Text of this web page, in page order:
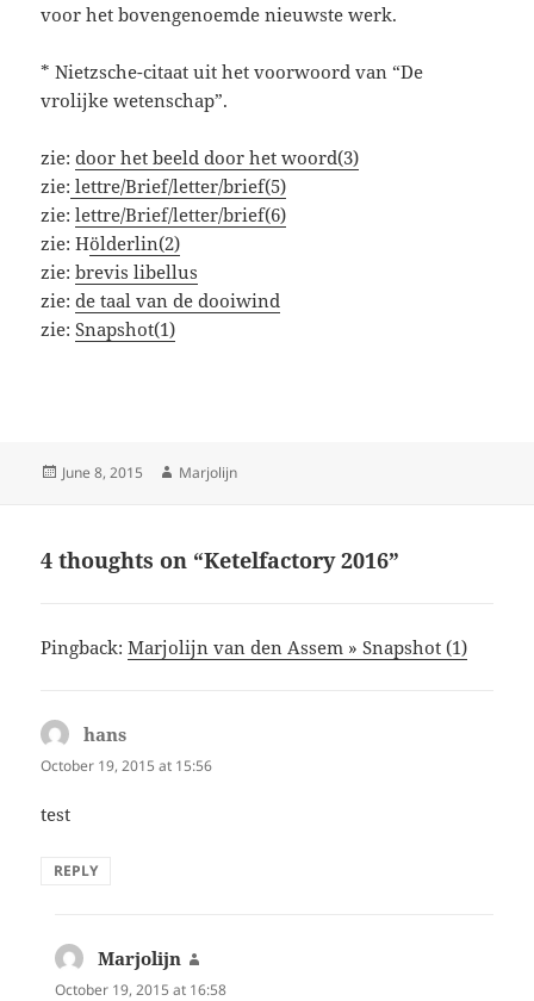
voor het bovengenoemde nieuwste werk.
* Nietzsche-citaat uit het voorwoord van “De
vrolijke wetenschap”.
zie:door het beeld door het woord(3)
zie: lettre/Brief/letter/brief(5)
zie:lettre/Brief/letter/brief(6)
zie: Hölderlin(2)
zie:brevis libellus
zie:de taal van de dooiwind
zie:Snapshot(1)
Posted
June 8, 2015 Author
Marjolijn
4 thoughts on “Ketelfactory 2016”
Pingback:Marjolijn van den Assem » Snapshot (1)
hans
October 19, 2015 at 15:56
test
REPLY
Marjolijn
October 19, 2015 at 16:58